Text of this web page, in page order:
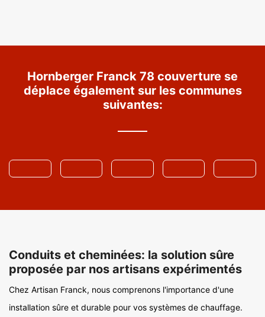
Hornberger Franck 78 couverture se
déplace également sur les communes
suivantes:
Conduits et cheminées: la solution sûre
proposée par nos artisans expérimentés
Chez Artisan Franck, nous comprenons l'importance d'une
installation sûre et durable pour vos systèmes de chauffage.